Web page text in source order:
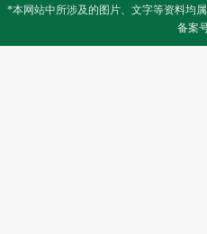
*本网站中所涉及的图片、文字等资料均
备案